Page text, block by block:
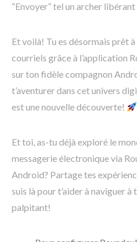
“Envoyer” tel un archer
Et voilà! Tu es désormais prêt
courriels grâce à l’application
sur ton fidèle compagnon
t’aventurer dans cet univers
est une nouvelle découverte!
Et toi, as-tu déjà exploré le
messagerie électronique via
Android? Partage tes
suis là pour t’aider à naviguer
palpitant!